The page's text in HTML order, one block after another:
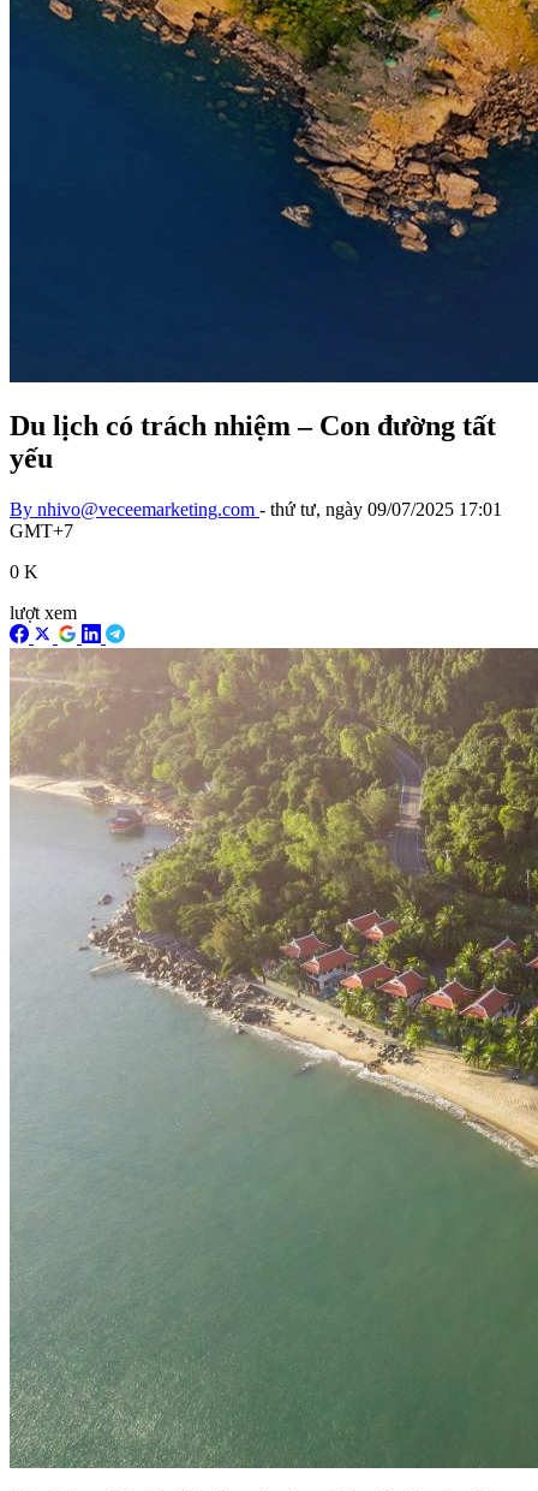
Du lịch có trách nhiệm – Con đường tất
yếu
By nhivo@veceemarketing.com - thứ tư, ngày 09/07/2025 17:01
GMT+7
0 K
lượt xem